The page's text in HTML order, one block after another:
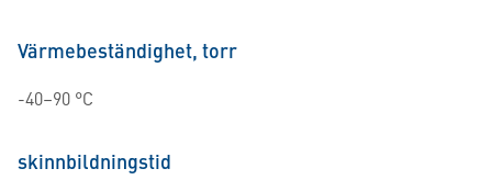
Värmebeständighet, torr
-40–90 °C
skinnbildningstid